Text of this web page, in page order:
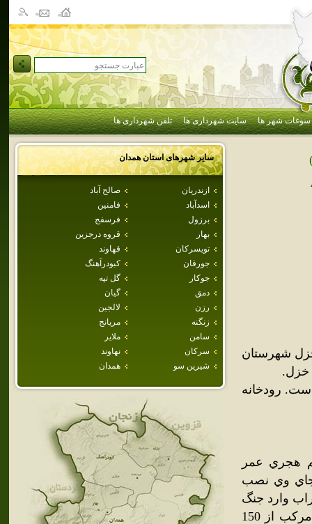
سوغات شهر ها سایت شهرداری ها تلفن شهرداری ها
سایر شهرهای استانهمدان
ازندريان
صالح آباد
اسدآباد
فامنين
برزول
فرسفج
بهار
قروه درجزين
تويسركان
قهاوند
جورقان
كبودرآهنگ
جوكار
گل تپه
دمق
گيان
رزن
لالجين
زنگنه
مريانج
سامن
ملاير
سركان
نهاوند
شيرين سو
همدان
شهرستان
رودخانه
هجري عمر
جاي وي نصب
وارد جنگ
شود از اين رو از همه جاهاي كشور كمك خواست و لشگري انبوه مركب از 150